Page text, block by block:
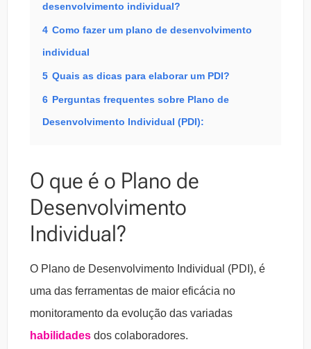
desenvolvimento individual?
4 Como fazer um plano de desenvolvimento
individual
5 Quais as dicas para elaborar um PDI?
6 Perguntas frequentes sobre Plano de
Desenvolvimento Individual (PDI):
O que é o Plano de
Desenvolvimento
Individual?
O Plano de Desenvolvimento Individual (PDI), é
uma das ferramentas de maior eficácia no
monitoramento da evolução das variadas
habilidades dos colaboradores.